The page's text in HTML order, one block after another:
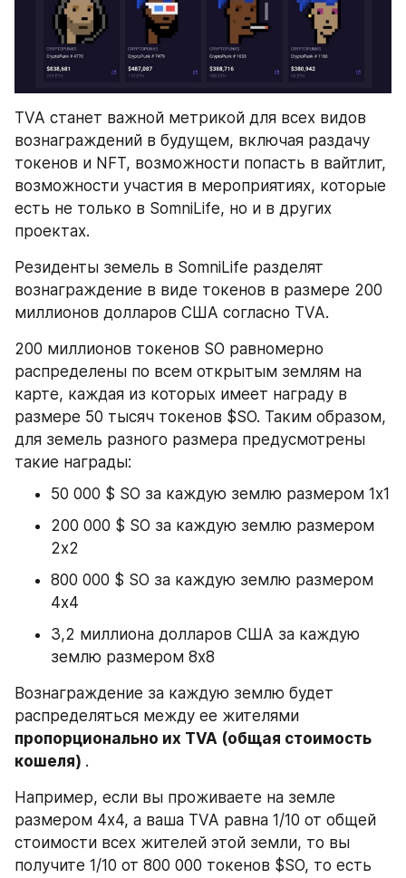
TVA станет важной метрикой для всех видов
вознаграждений в будущем, включая раздачу
токенов и NFT, возможности попасть в вайтлит,
возможности участия в мероприятиях, которые
есть не только в SomniLife, но и в других
проектах.
Резиденты земель в SomniLife разделят
вознаграждение в виде токенов в размере 200
миллионов долларов США согласно TVA.
200 миллионов токенов SO равномерно
распределены по всем открытым землям на
карте, каждая из которых имеет награду в
размере 50 тысяч токенов $SO. Таким образом,
для земель разного размера предусмотрены
такие награды:
50 000 $ SO за каждую землю размером 1x1
200 000 $ SO за каждую землю размером
2x2
800 000 $ SO за каждую землю размером
4x4
3,2 миллиона долларов США за каждую
землю размером 8x8
Вознаграждение за каждую землю будет
пропорционально их TVA (общая стоимость
кошеля) .
Например, если вы проживаете на земле
размером 4x4, а ваша TVA равна 1/10 от общей
стоимости всех жителей этой земли, то вы
получите 1/10 от 800 000 токенов $SO, то есть